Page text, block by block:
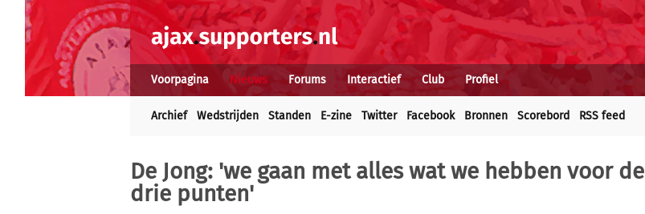
Voorpagina Nieuws Forums Interactief Club Profiel
Archief Wedstrijden Standen E-zine Twitter Facebook Bronnen Scorebord RSS feed
De Jong: 'we gaan met alles wat we hebben voor de
drie punten'